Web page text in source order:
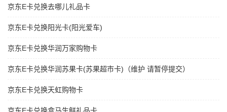
京东E卡兑换去哪儿礼品卡
京东E卡兑换阳光卡(阳光爱车)
京东E卡兑换华润万家购物卡
京东E卡兑换华润苏果卡(苏果超市卡)（维护 请暂停提交）
京东E卡兑换天虹购物卡